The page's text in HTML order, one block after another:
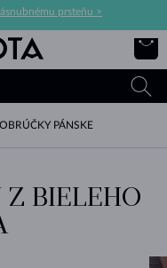
prsteňu >
PÁNSKE
Z BIELEHO